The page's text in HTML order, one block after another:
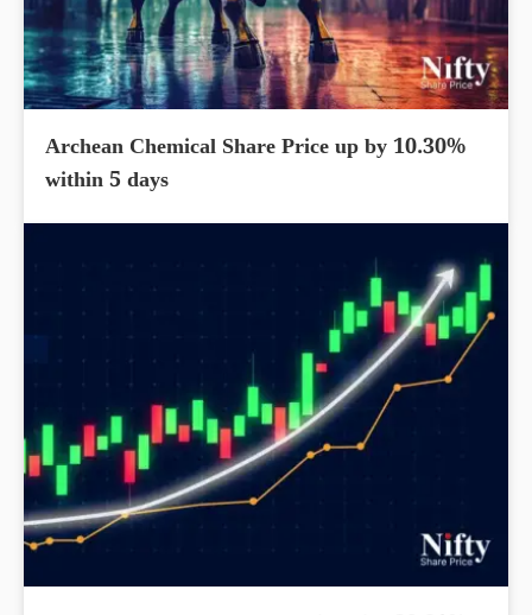
Archean Chemical Share Price up by 10.30%
within 5 days